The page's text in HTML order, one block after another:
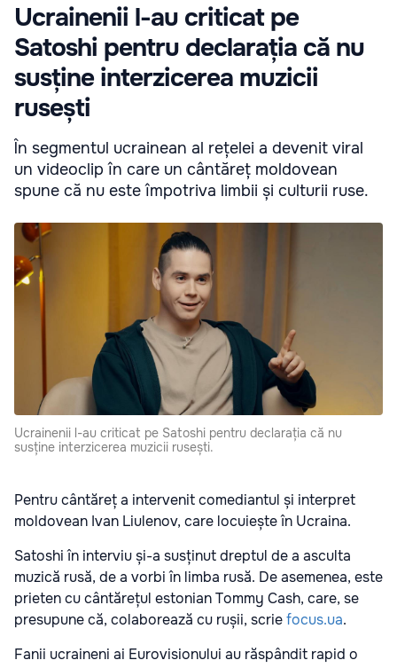
Ucrainenii l-au criticat pe
Satoshi pentru declarația că nu
susține interzicerea muzicii
rusești
În segmentul ucrainean al rețelei a devenit viral
un videoclip în care un cântăreț moldovean
spune că nu este împotriva limbii și culturii ruse.
Ucrainenii l-au criticat pe Satoshi pentru declarația că nu
susține interzicerea muzicii rusești.
Pentru cântăreț a intervenit comediantul și interpret
moldovean Ivan Liulenov, care locuiește în Ucraina.
Satoshi în interviu și-a susținut dreptul de a asculta
muzică rusă, de a vorbi în limba rusă. De asemenea, este
prieten cu cântărețul estonian Tommy Cash, care, se
presupune că, colaborează cu rușii, scriefocus.ua.
Fanii ucraineni ai Eurovisionului au răspândit rapid o